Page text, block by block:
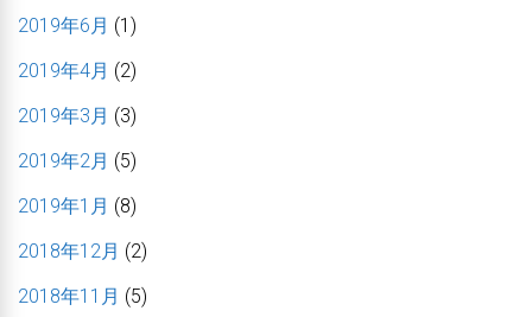
2019年6月 (1)
2019年4月 (2)
2019年3月 (3)
2019年2月 (5)
2019年1月 (8)
2018年12月 (2)
2018年11月 (5)